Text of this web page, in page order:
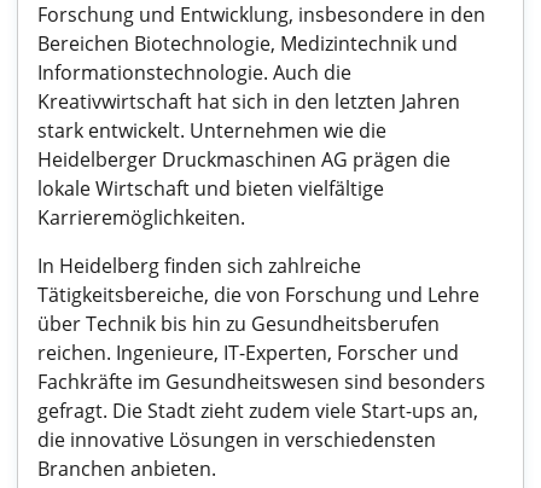
Forschung und Entwicklung, insbesondere in den
Bereichen Biotechnologie, Medizintechnik und
Informationstechnologie. Auch die
Kreativwirtschaft hat sich in den letzten Jahren
stark entwickelt. Unternehmen wie die
Heidelberger Druckmaschinen AG prägen die
lokale Wirtschaft und bieten vielfältige
Karrieremöglichkeiten.
In Heidelberg finden sich zahlreiche
Tätigkeitsbereiche, die von Forschung und Lehre
über Technik bis hin zu Gesundheitsberufen
reichen. Ingenieure, IT-Experten, Forscher und
Fachkräfte im Gesundheitswesen sind besonders
gefragt. Die Stadt zieht zudem viele Start-ups an,
die innovative Lösungen in verschiedensten
Branchen anbieten.